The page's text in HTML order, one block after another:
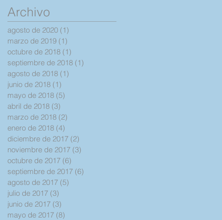
Archivo
agosto de 2020 (1)
marzo de 2019 (1)
octubre de 2018 (1)
septiembre de 2018 (1)
agosto de 2018 (1)
junio de 2018 (1)
mayo de 2018 (5)
abril de 2018 (3)
marzo de 2018 (2)
enero de 2018 (4)
diciembre de 2017 (2)
noviembre de 2017 (3)
octubre de 2017 (6)
septiembre de 2017 (6)
agosto de 2017 (5)
julio de 2017 (3)
junio de 2017 (3)
mayo de 2017 (8)